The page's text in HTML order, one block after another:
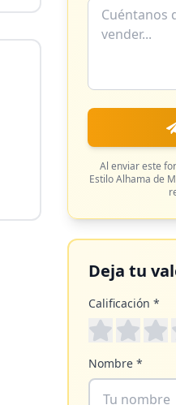
Al enviar este
Estilo Alhama de
Deja tu
Calificación *
Nombre *